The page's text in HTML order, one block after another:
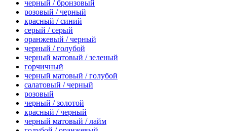
черный / бронзовый
розовый / черный
красный / синий
серый / серый
оранжевый / черный
черный / голубой
черный матовый / зеленый
горчичный
черный матовый / голубой
салатовый / черный
розовый
черный / золотой
красный / черный
черный матовый / лайм